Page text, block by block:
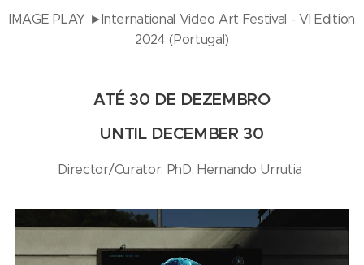
IMAGE PLAY ►International Video Art Festival - VI Edition
2024 (Portugal)
ATÉ 30 DE DEZEMBRO
UNTIL DECEMBER 30
Director/Curator: PhD. Hernando Urrutia